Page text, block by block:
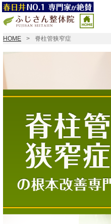
HOME 脊柱管狭窄症